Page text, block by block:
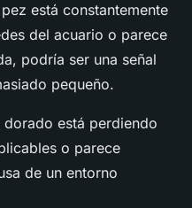
está constantemente
del acuario o parece
podría ser una señal
pequeño.
dorado está perdiendo
o parece
de un entorno